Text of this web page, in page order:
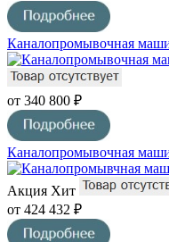
Каналопромывочная
от 340 800 ₽
Каналопромывочная
Акция Хит
от 424 432 ₽